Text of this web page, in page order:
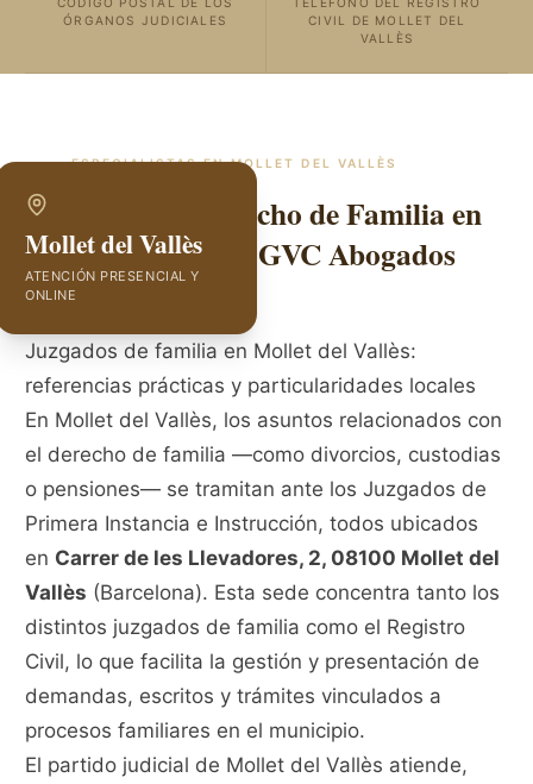
ÓRGANOS JUDICIALES
CIVIL DE MOLLET DEL
VALLÈS
ESPECIALISTAS ENMOLLET DEL VALLÈS
Abogados de Derecho de Familia en
Mollet del Vallès | GVC Abogados
Mollet del Vallès
ATENCIÓN PRESENCIAL Y
ONLINE
Juzgados de familia en Mollet del Vallès:
referencias prácticas y particularidades locales
En Mollet del Vallès, los asuntos relacionados con
el derecho de familia —como divorcios, custodias
o pensiones— se tramitan ante los Juzgados de
Primera Instancia e Instrucción, todos ubicados
en Carrer de les Llevadores, 2, 08100 Mollet del
Vallès (Barcelona). Esta sede concentra tanto los
distintos juzgados de familia como el Registro
Civil, lo que facilita la gestión y presentación de
demandas, escritos y trámites vinculados a
procesos familiares en el municipio.
El partido judicial de Mollet del Vallès atiende,